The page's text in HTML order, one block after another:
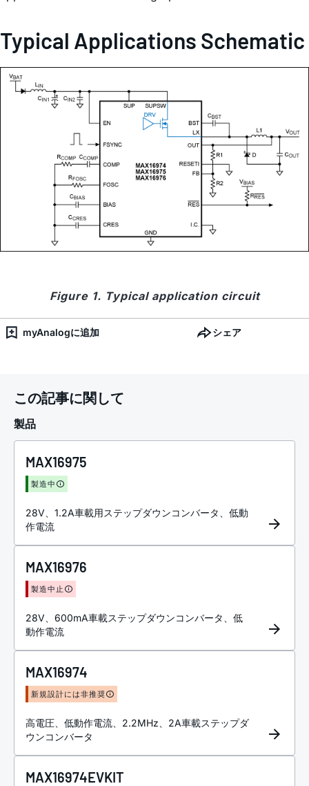
Typical Applications Schematic
Figure 1. Typical application circuit
myAnalogに追加 シェア
この記事に関して
製品
MAX16975
製造中
28V、1.2A車載用ステップダウンコンバータ、低動
作電流
MAX16976
製造中止
28V、600mA車載ステップダウンコンバータ、低
動作電流
MAX16974
新規設計には非推奨
高電圧、低動作電流、2.2MHz、2A車載ステップダ
ウンコンバータ
MAX16974EVKIT